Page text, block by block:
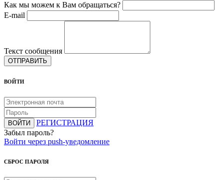
Как мы можем к Вам обращаться?
E-mail
Текст сообщения
ОТПРАВИТЬ
ВОЙТИ
ВОЙТИ
РЕГИСТРАЦИЯ
Забыл пароль?
Войти через push-уведомление
СБРОС ПАРОЛЯ